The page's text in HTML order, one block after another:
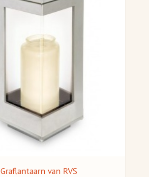
Graflantaarn van RVS